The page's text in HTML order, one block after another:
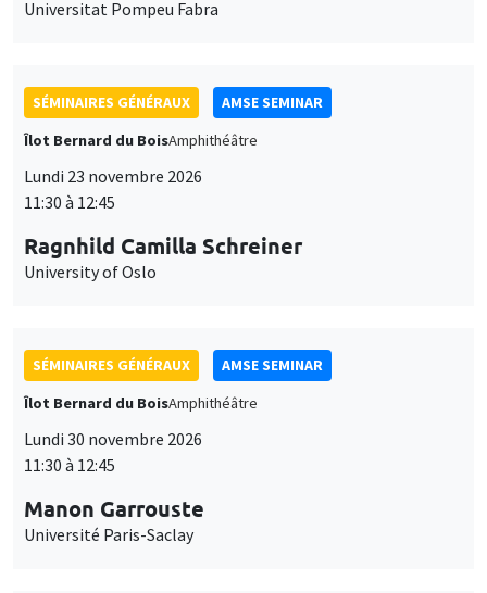
Universitat Pompeu Fabra
SÉMINAIRES GÉNÉRAUX
AMSE SEMINAR
Îlot Bernard du BoisAmphithéâtre
Lundi 23 novembre 2026
11:30 à 12:45
Ragnhild Camilla Schreiner
University of Oslo
SÉMINAIRES GÉNÉRAUX
AMSE SEMINAR
Îlot Bernard du BoisAmphithéâtre
Lundi 30 novembre 2026
11:30 à 12:45
Manon Garrouste
Université Paris-Saclay